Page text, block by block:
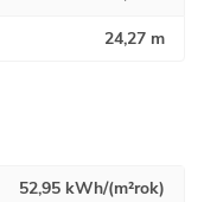
24,27 m
52,95 kWh/(m²rok)